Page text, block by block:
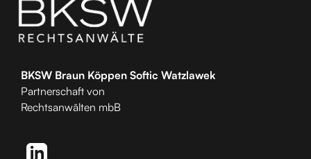
BKSW Braun Köppen Softic Watzlawek
Partnerschaft von
Rechtsanwälten mbB